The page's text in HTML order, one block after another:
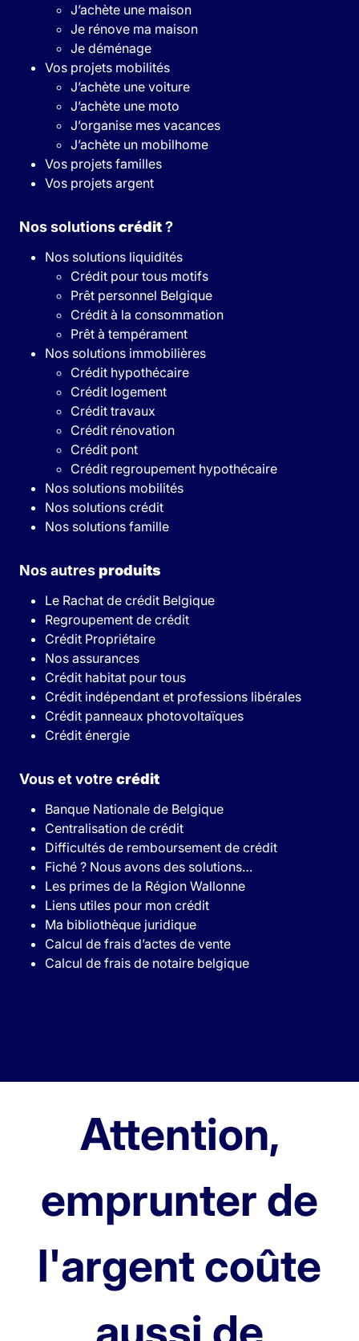
J’achète une maison
Je rénove ma maison
Je déménage
Vos projets mobilités
J’achète une voiture
J’achète une moto
J’organise mes vacances
J’achète un mobilhome
Vos projets familles
Vos projets argent
Nos solutionscrédit?
Nos solutions liquidités
Crédit pour tous motifs
Prêt personnel Belgique
Crédit à la consommation
Prêt à tempérament
Nos solutions immobilières
Crédit hypothécaire
Crédit logement
Crédit travaux
Crédit rénovation
Crédit pont
Crédit regroupement hypothécaire
Nos solutions mobilités
Nos solutions crédit
Nos solutions famille
Nos autresproduits
Le Rachat de crédit Belgique
Regroupement de crédit
Crédit Propriétaire
Nos assurances
Crédit habitat pour tous
Crédit indépendant et professions libérales
Crédit panneaux photovoltaïques
Crédit énergie
Vous et votre crédit
Banque Nationale de Belgique
Centralisation de crédit
Difficultés de remboursement de crédit
Fiché ? Nous avons des solutions…
Les primes de la Région Wallonne
Liens utiles pour mon crédit
Ma bibliothèque juridique
Calcul de frais d’actes de vente
Calcul de frais de notaire belgique
Attention,
emprunter de
l'argent coûte